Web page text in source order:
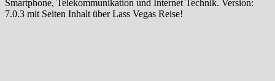
Smartphone, Telekommunikation und Internet Technik. Version:
7.0.3 mit Seiten Inhalt über Lass Vegas Reise!